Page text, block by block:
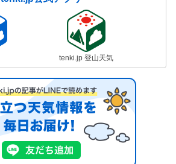
tenki.jp 登山天気